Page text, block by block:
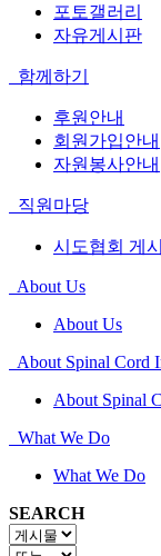
포토갤러리
자유게시판
함께하기
후원안내
회원가입안내
자원봉사안내
직원마당
시도협회 게
About Us
About Us
About Spinal Cord
About Spinal
What We Do
What We Do
SEARCH